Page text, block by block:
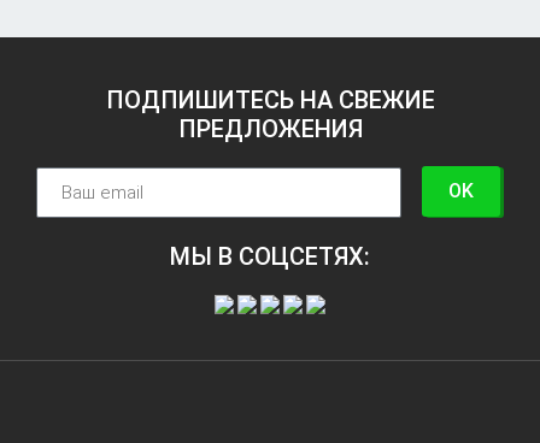
ПОДПИШИТЕСЬ НА СВЕЖИЕ
ПРЕДЛОЖЕНИЯ
OK
МЫ В СОЦСЕТЯХ: